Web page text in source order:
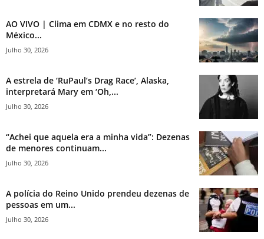
AO VIVO | Clima em CDMX e no resto do
México...
Julho 30, 2026
A estrela de ‘RuPaul’s Drag Race’, Alaska,
interpretará Mary em ‘Oh,...
Julho 30, 2026
“Achei que aquela era a minha vida”: Dezenas
de menores continuam...
Julho 30, 2026
A polícia do Reino Unido prendeu dezenas de
pessoas em um...
Julho 30, 2026